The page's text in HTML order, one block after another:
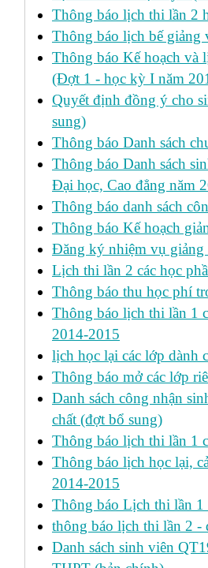
Thông báo lịch thi lần 2
Thông báo lịch bế giảng
Thông báo Kế hoạch
(Đợt 1 - học kỳ I năm
Quyết định đồng ý cho
sung)
Thông báo Danh sách
Thông báo Danh sách
Đại học, Cao đẳng năm
Thông báo danh sách
Thông báo Kế hoạch
Đăng ký nhiệm vụ giảng
Lịch thi lần 2 các học
Thông báo thu học phí
Thông báo lịch thi lần 1
2014-2015
lịch học lại các lớp dành
Thông báo mở các lớp
Danh sách công nhận
chất (đợt bổ sung)
Thông báo lịch thi lần 1
Thông báo lịch học lại,
2014-2015
Thông báo Lịch thi lần
thông báo lịch thi lần 2 -
Danh sách sinh viên